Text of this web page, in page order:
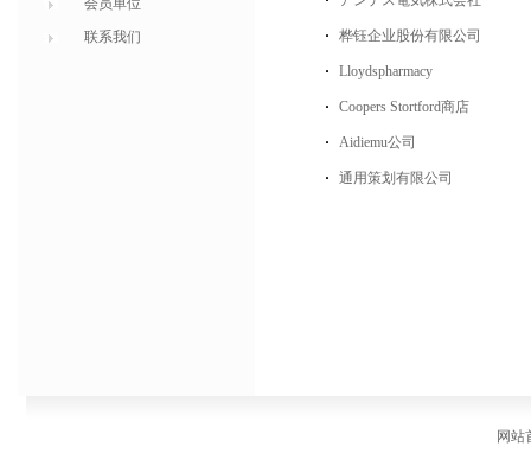
会员单位
联系我们
桦钰企业股份有限公司
Lloydspharmacy
Coopers Stortford商店
Aidiemu公司
通用策划有限公司
网站